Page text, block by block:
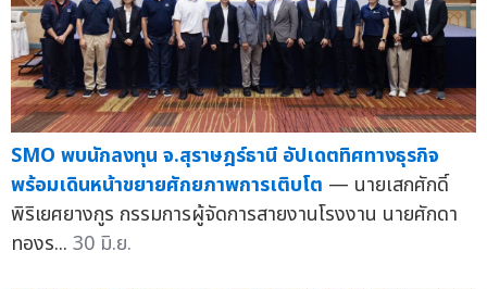
SMO พบนักลงทุน จ.สุราษฎร์ธานี อัปเดตทิศทางธุรกิจ
พร้อมเดินหน้าขยายศักยภาพการเติบโต — นายเสกศักดิ์
พิริเยศยางกูร กรรมการผู้จัดการสายงานโรงงาน นายศักดา
ทองร... 30 มิ.ย.